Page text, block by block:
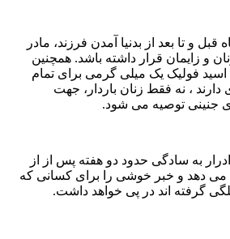
و تا بعد از بدنیا آمدن فرزند، مادر
زایمان قرار داشته باشد. همچنین
فولیک یک میلی گرمی برای تمام
دارند ، نه فقط زنان باردار، جهت
جنینی توصیه می شود.
به سادگی حدود دو هفته پس از از
دهد و خبر خوشی را برای کسانی که
گرفته اند در پی خواهد داشت.